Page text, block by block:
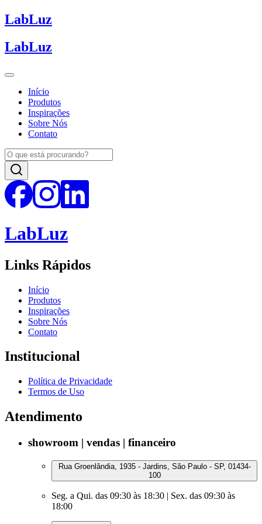
LabLuz
LabLuz
Início
Produtos
Inspirações
Sobre Nós
Contato
LabLuz
Links Rápidos
Início
Produtos
Inspirações
Sobre Nós
Contato
Institucional
Política de Privacidade
Termos de Uso
Atendimento
showroom | vendas | financeiro
Rua Groenlândia, 1935 - Jardins, São Paulo - SP, 01434-
100
Seg. a Qui. das 09:30 às 18:30 | Sex. das 09:30 às
18:00